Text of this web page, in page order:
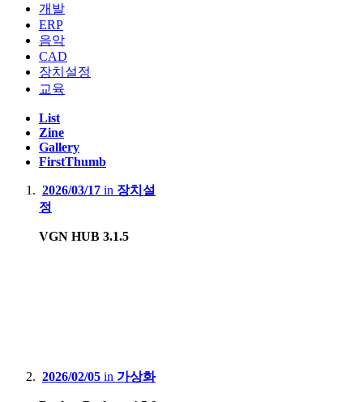
개발
ERP
음악
CAD
장치설정
교육
List
Zine
Gallery
FirstThumb
2026/03/17 in 장치설
정
VGN HUB 3.1.5
2026/02/05 in 가상화